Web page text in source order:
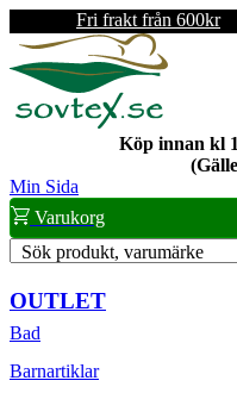
Fri frakt från 600kr
Köp innan kl
Min Sida
Varukorg
Sök produkt, varumärke
OUTLET
Bad
Barnartiklar